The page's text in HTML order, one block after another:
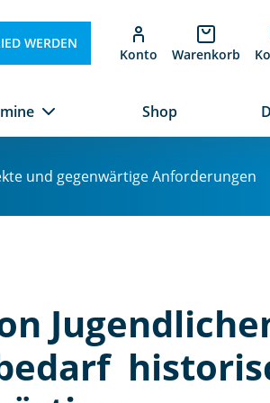
WERDEN
Konto Warenkorb
Shop
und gegenwärtige Anforderungen
